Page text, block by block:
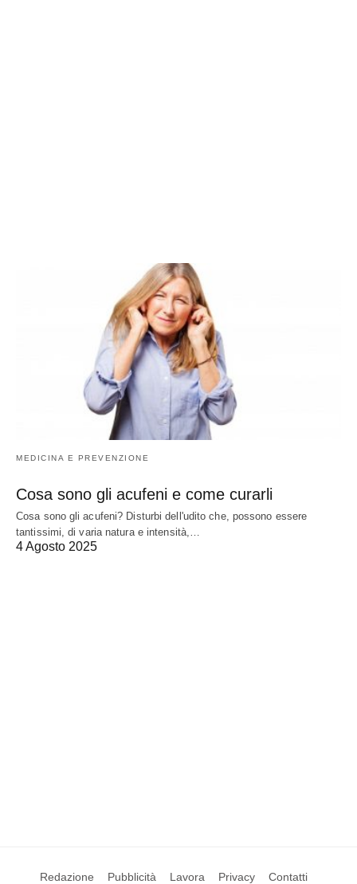
MEDICINA E PREVENZIONE
Cosa sono gli acufeni e come curarli
Cosa sono gli acufeni? Disturbi dell'udito che, possono essere
tantissimi, di varia natura e intensità,…
4 Agosto 2025
Redazione Pubblicità Lavora Privacy Contatti